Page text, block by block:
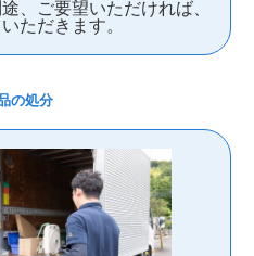
、ご要望いただければ、
ただきます。
の処分